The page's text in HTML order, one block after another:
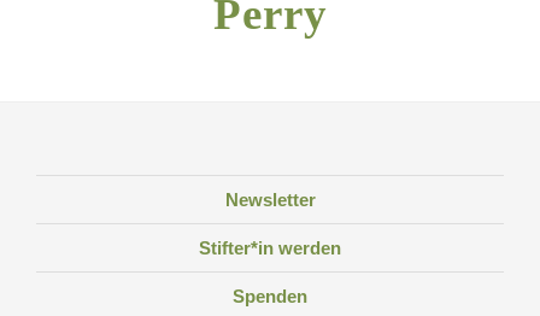
Perry
Newsletter
Stifter*in werden
Spenden